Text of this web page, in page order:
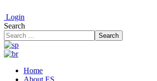
Login
Search
Search
Home
About ES